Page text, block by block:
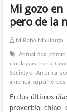
Mi gozo en
pero de la
M'Rabo Mhulargo
Actualidad cómic
clock gary frank
Society of America
america superhéroes
En los últimos
proverbio chino